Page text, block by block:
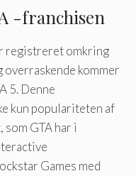
-franchisen
registreret omkring
kommer
5. Denne
kun populariteten af
GTA har i
Games med